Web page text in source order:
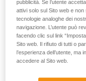
pubblicità. Se l’utente
attivi solo sul Sito web e non
tecnologie analoghe dei
navigazione. L’utente può
facendo clic sul link
Sito web. Il rifiuto di tutti o
l’esperienza dell’utente, ma
accedere al Sito web.